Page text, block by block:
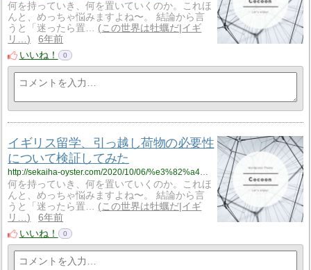
何を持っていき、何を置いていくのか。これほ
んと、めっちゃ悩みますよね〜。 結論から言
うと「迷ったら置…
この世界は牡蠣だ|イギ
リ…
6年前
いいね！
0
イギリス留学、引っ越し荷物の必要性
について検証してみた
何を持っていき、何を置いていくのか。これほ
んと、めっちゃ悩みますよね〜。 結論から言
うと「迷ったら置…
この世界は牡蠣だ|イギ
リ…
6年前
いいね！
0